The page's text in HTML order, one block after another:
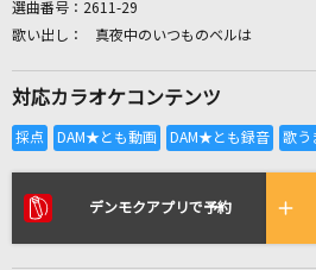
全国りれき
リアルタイムで歌われて
選曲番号： 2611-29
真夜中のいつものベルは
対応カラオケコンテンツ
デンモクアプリで予約